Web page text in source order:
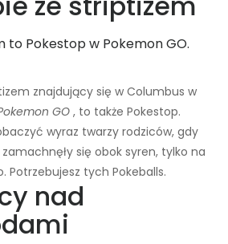
znajdujący się w Columbus w
GO, to także Pokestop.
wyraz twarzy rodziców, gdy
się obok syren, tylko na
Potrzebujesz tych Pokeballs.
nad